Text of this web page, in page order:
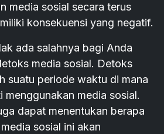
media sosial secara terus
konsekuensi yang negatif.
ada salahnya bagi Anda
media sosial. Detoks
suatu periode waktu di mana
menggunakan media sosial.
dapat menentukan berapa
sosial ini akan